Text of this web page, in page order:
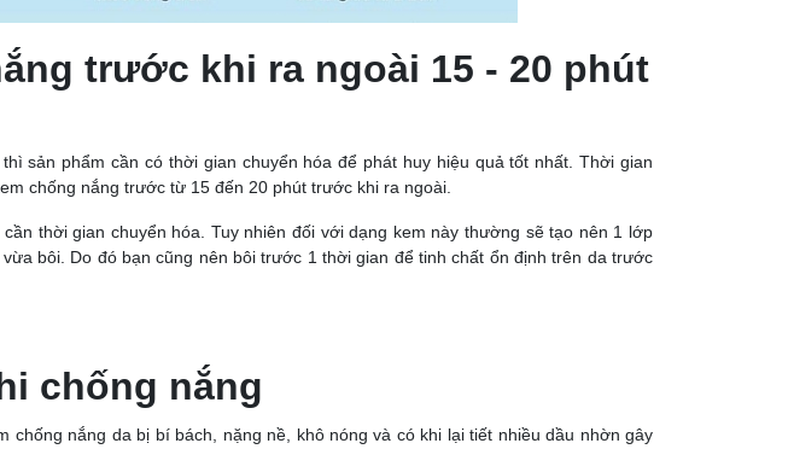
trước khi ra ngoài 15 - 20 phút
sản phẩm cần có thời gian chuyển hóa để phát huy hiệu quả tốt nhất. Thời gian
chống nắng trước từ 15 đến 20 phút trước khi ra ngoài.
thời gian chuyển hóa. Tuy nhiên đối với dạng kem này thường sẽ tạo nên 1 lớp
bôi. Do đó bạn cũng nên bôi trước 1 thời gian để tinh chất ổn định trên da trước
chống nắng
chống nắng da bị bí bách, nặng nề, khô nóng và có khi lại tiết nhiều dầu nhờn gây